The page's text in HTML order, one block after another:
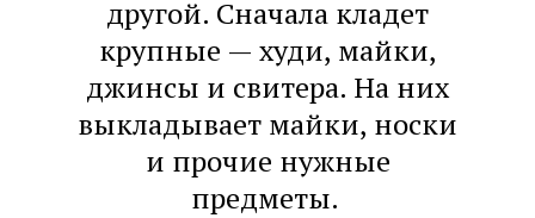
другой. Сначала кладет
крупные — худи, майки,
джинсы и свитера. На них
выкладывает майки, носки
и прочие нужные
предметы.